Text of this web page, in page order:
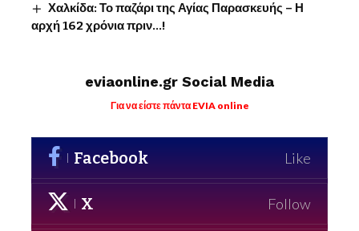
Χαλκίδα: Το παζάρι της Αγίας Παρασκευής – Η
αρχή 162 χρόνια πριν…!
eviaonline.gr Social Media
Για να είστε πάντα EVIA online
Facebook Like
X Follow